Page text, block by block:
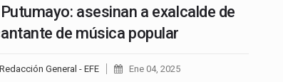
asesinan a exalcalde de
de música popular
General - EFE Ene 04, 2025